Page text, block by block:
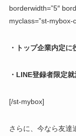
borderwidth=”5″
myclass=”st-mybox-
・トップ企業内定
・LINE登録者限定
[/st-mybox]
さらに、今なら友達